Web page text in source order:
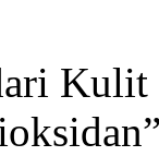
Kulit